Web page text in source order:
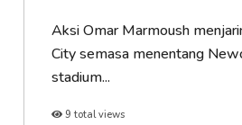
Aksi Omar Marmoush
City semasa menentang
stadium...
9 total views